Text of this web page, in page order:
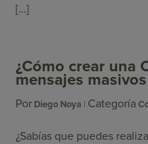
[…]
¿Cómo crear una
mensajes
Por Diego Noya Categoría
¿Sabías que puedes